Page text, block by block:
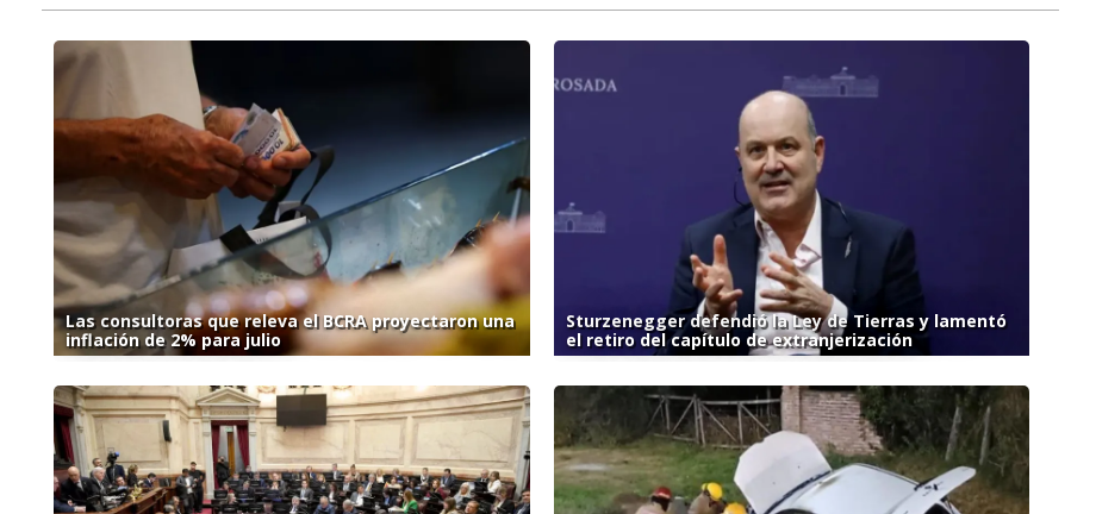
Las consultoras que releva el BCRA proyectaron una
inflación de 2% para julio
Sturzenegger defendió la Ley de Tierras y lamentó
el retiro del capítulo de extranjerización